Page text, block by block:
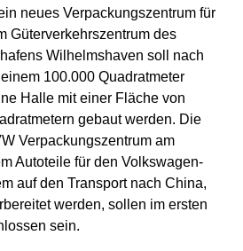
neues Verpackungszentrum für
Güterverkehrszentrum des
Wilhelmshaven soll nach
100.000 Quadratmeter
Halle mit einer Fläche von
gebaut werden. Die
Verpackungszentrum am
Autoteile für den Volkswagen-
auf den Transport nach China,
werden, sollen im ersten
sein.